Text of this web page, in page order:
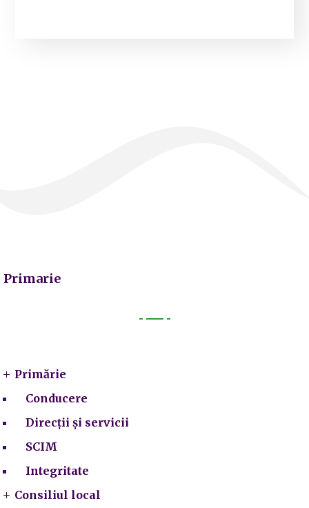
Primarie
Primărie
Conducere
Direcții și servicii
SCIM
Integritate
Consiliul local